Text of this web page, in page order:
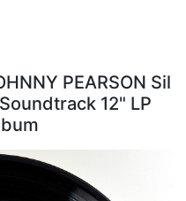
PEARSON Sil
12" LP